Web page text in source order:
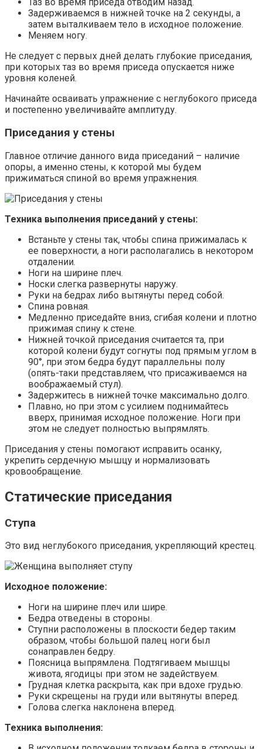
Задерживаемся в нижней точке на 2 секунды, а
затем выталкиваем тело в исходное положение.
Меняем ногу.
Не следует с первых дней делать глубокие приседания,
при которых таз во время приседа опускается ниже
уровня коленей.
Начинайте осваивать упражнение с неглубокого приседа
и постепенно увеличивайте амплитуду.
Приседания у стены
Главное отличие данного вида приседаний – наличие
опоры, а именно стены, к которой мы будем
прижиматься спиной во время упражнения.
Техника выполнения приседаний у стены:
Встаньте у стены так, чтобы спина прижималась к
ее поверхности, а ноги располагались в некотором
отдалении.
Ноги на ширине плеч.
Носки слегка развернуты наружу.
Руки на бедрах либо вытянуты перед собой.
Спина ровная.
Медленно приседайте вниз, сгибая колени и плотно
прижимая спину к стене.
Нижней точкой приседания считается та, при
которой колени будут согнуты под прямым углом в
90°, при этом бедра будут параллельны полу
(опять-таки представляем, что присаживаемся на
воображаемый стул).
Задержитесь в нижней точке максимально долго.
Плавно, но при этом с усилием поднимайтесь
вверх, принимая исходное положение. Ноги при
этом не следует полностью выпрямлять.
Приседания у стены помогают исправить осанку,
укрепить сердечную мышцу и нормализовать
кровообращение.
Статические приседания
Ступа
Это вид неглубокого приседания, укрепляющий крестец.
Исходное положение:
Ноги на ширине плеч или шире.
Бедра отведены в стороны.
Ступни расположены в плоскости бедер таким
образом, чтобы большой палец ноги был
сонаправлен бедру.
Поясница выпрямлена. Подтягиваем мышцы
живота, ягодицы при этом не задействуем.
Грудная клетка раскрыта, как при вдохе грудью.
Руки скрещены на груди или вытянуты вперед.
Голова слегка наклонена вперед.
Техника выполнения: